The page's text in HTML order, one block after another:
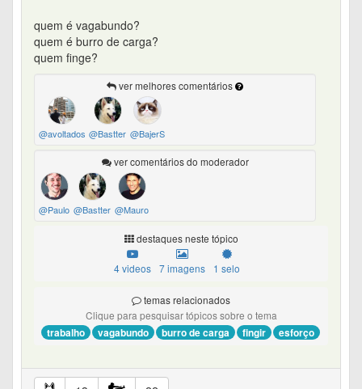
quem é vagabundo?
quem é burro de carga?
quem finge?
ver melhores comentários
@avoltadosquenaoforam
@Bastter @BajerS
ver comentários do moderador
@Paulo @Bastter @Mauro
destaques neste tópico
4 videos 7 imagens 1 selo
temas relacionados
Clique para pesquisar tópicos sobre o tema
trabalho vagabundo burro de carga fingir esforço